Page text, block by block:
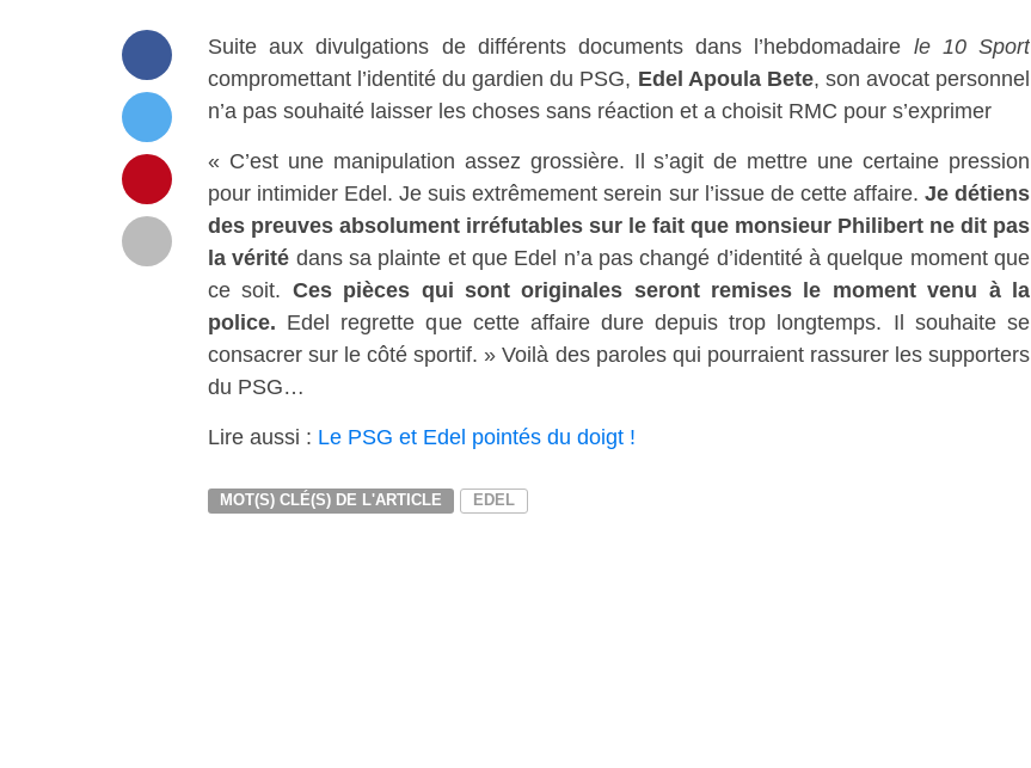
Suite aux divulgations de différents documents dans l’hebdomadaire le 10 Sport
compromettant l’identité du gardien du PSG, Edel Apoula Bete, son avocat personnel
n’a pas souhaité laisser les choses sans réaction et a choisit RMC pour s’exprimer
« C’est une manipulation assez grossière. Il s’agit de mettre une certaine pression
pour intimider Edel. Je suis extrêmement serein sur l’issue de cette affaire. Je détiens
des preuves absolument irréfutables sur le fait que monsieur Philibert ne dit pas
la vérité dans sa plainte et que Edel n’a pas changé d’identité à quelque moment que
ce soit. Ces pièces qui sont originales seront remises le moment venu à la
police. Edel regrette que cette affaire dure depuis trop longtemps. Il souhaite se
consacrer sur le côté sportif. » Voilà des paroles qui pourraient rassurer les supporters
du PSG…
Lire aussi : Le PSG et Edel pointés du doigt !
MOT(S) CLÉ(S) DE L'ARTICLE EDEL